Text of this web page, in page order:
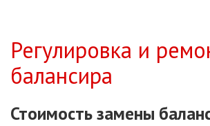
Регулировка и
балансира
Стоимость замены